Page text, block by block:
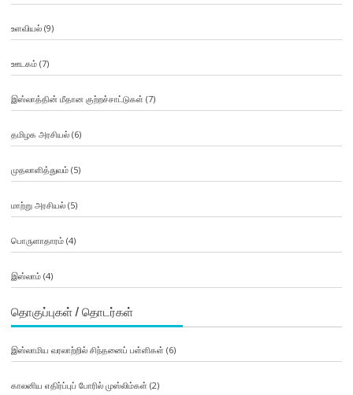
உளவியல்(9)
ஊடகம்(7)
இஸ்லாத்தின் மீதான குற்றச்சாட்டுகள் (7)
தமிழக அரசியல்(6)
முதலாளித்துவம்(5)
மாற்று அரசியல்(5)
பொருளாதாரம்(4)
இஸ்லாம்(4)
தொகுப்புகள் / தொடர்கள்
இஸ்லாமிய வரலாற்றில் சிந்தனைப் பள்ளிகள் (6)
காலனிய எதிர்ப்புப் போரில் முஸ்லிம்கள் (2)